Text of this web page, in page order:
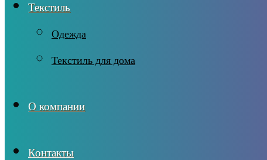
Текстиль
Одежда
Текстиль для дома
О компании
Контакты